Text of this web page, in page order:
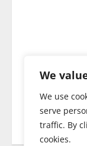
We
We use
serve
traffic. By
cookies.